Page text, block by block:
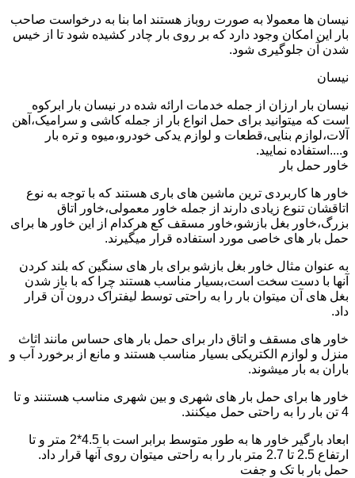
نیسان ها معمولا به صورت روباز هستند اما بنا به درخواست صاحب
بار این امکان وجود دارد که بر روی بار چادر کشیده شود تا از خیس
شدن آن جلوگیری شود.
نیسان
نیسان بار ارزان از جمله خدمات ارائه شده در نیسان بار ابرکوه
است که میتوانید برای حمل انواع بار از جمله کاشی و سرامیک،آهن
آلات،لوازم بنایی،قطعات و لوازم یدکی خودرو،میوه و تره بار
و....استفاده نمایید.
خاور حمل بار
خاور ها کاربردی ترین ماشین های باری هستند که با توجه به نوع
اتاقشان تنوع زیادی دارند از جمله خاور معمولی،خاور اتاق
بزرگ،خاور بغل بازشو،خاور مسقف کع هرکدام از این خاور ها برای
حمل بار های خاصی مورد استفاده قرار میگیرند.
به عنوان مثال خاور بغل بازشو برای بار های سنگین که بلند کردن
آنها با دست سخت است،بسیار مناسب هستند چرا که با باز شدن
بغل های آن میتوان بار را به راحتی توسط لیفتراک درون آن قرار
داد.
خاور های مسقف و اتاق دار برای حمل بار های حساس مانند اثاث
منزل و لوازم الکتریکی بسیار مناسب هستند و مانع از برخورد آب و
باران به بار میشوند.
خاور ها برای حمل بار های شهری و بین شهری مناسب هستنند و تا
4 تن بار را به راحتی حمل میکنند.
ابعاد بارگیر خاور ها به طور متوسط برابر است با 4.5*2 متر و تا
ارتفاع 2.5 تا 2.7 متر بار را به راحتی میتوان روی آنها قرار داد.
حمل بار با تک و جفت